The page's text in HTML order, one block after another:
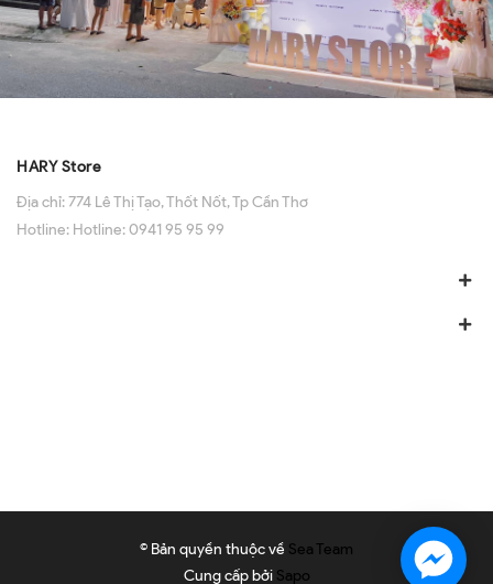
HARY Store
Địa chỉ:774 Lê Thị Tạo, Thốt Nốt, Tp Cần Thơ
Hotline: Hotline: 0941 95 95 99
© Bản quyền thuộc về Sea Team
Cung cấp bởi Sapo